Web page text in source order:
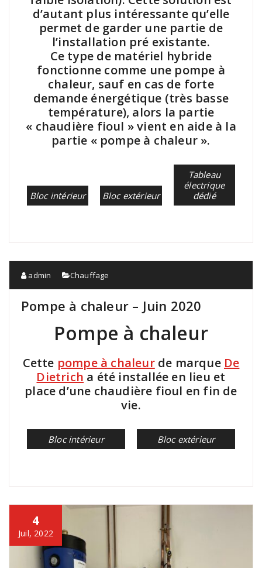
d’autant plus intéressante qu’elle
permet de garder une partie de
l’installation pré existante.
Ce type de matériel hybride
fonctionne comme une pompe à
chaleur, sauf en cas de forte
demande énergétique (très basse
température), alors la partie
« chaudière fioul » vient en aide à la
partie « pompe à chaleur ».
Bloc intérieur Bloc extérieur
Tableau
électrique
dédié
admin Chauffage
Pompe à chaleur – Juin 2020
Pompe à chaleur
Cette pompe à chaleurde marque De
Dietrich a été installée en lieu et
place d’une chaudière fioul en fin de
vie.
Bloc intérieur Bloc extérieur
4
Juil, 2022